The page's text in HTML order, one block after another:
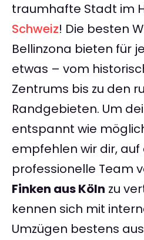
traumhafte Stadt im
Schweiz! Die besten
Bellinzona bieten für
etwas – vom
Zentrums bis zu den
Randgebieten. Um
entspannt wie
empfehlen wir dir, auf
professionelle Team
Finken aus Köln zu
kennen sich mit
Umzügen bestens